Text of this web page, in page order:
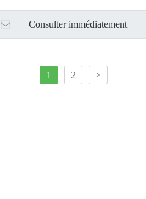
Consulter immédiatement
1 2 >